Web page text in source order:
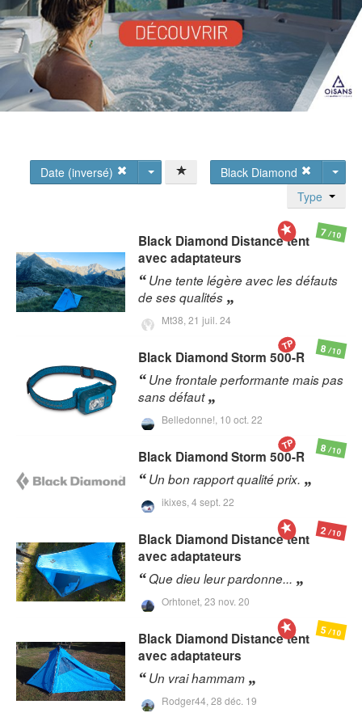
Date (inversé)
Black Diamond
Type
Black Diamond Distance tent
avec adaptateurs
Une tente légère avec les défauts
de ses qualités
Mt38, 21 juil. 24
7/10
Black DiamondStorm 500-R
Une frontale performante mais pas
sans défaut
Belledonne!, 10 oct. 22
8/10
TP
Black DiamondStorm 500-R
Un bon rapport qualité prix.
ikixes, 4 sept. 22
8/10
TP
Black Diamond Distance tent
avec adaptateurs
Que dieu leur pardonne...
Orhtonet, 23 nov. 20
2/10
Black Diamond Distance tent
avec adaptateurs
Un vrai hammam
Rodger44, 28 déc. 19
5/10